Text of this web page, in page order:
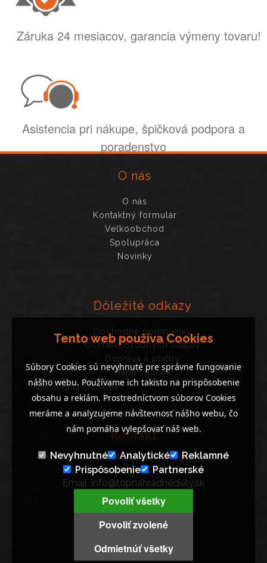
Záruka 24 mesiacov, garancia výmeny tovaru!
Asistencia pri nákupe, špičková podpora a
poradenstvo
O nás
O nás
Kontaktný formulár
Veľkoobchod
Spolupráca
Novinky
Dôležité odkazy
Obchodné podmienky
Ochrana osobných údajov
Doprava a platby
Mapa stránok
Nastavenia Cookies
Kontakt
Neváhajte nás kontaktovať, ak potrebujete poradiť..
Email :info@topnahradnediely.sk
Tel : +421 919 278 288
9:00 - 14:00 ( PO - PI )
Tento web používa Cookies
Súbory Cookies sú nevyhnuté pre správne fungovanie
nášho webu. Používame ich takisto na prispôsobenie
obsahu a reklám. Prostredníctvom súborov Cookies
meráme a analyzujeme návštevnosť nášho webu, čo
nám pomáha vylepšovať náš web.
Nevyhnutné Analytické
Reklamné
Prispôsobenie
Partnerské
Povoliť všetky
Povoliť zvolené
Odmietnúť všetky